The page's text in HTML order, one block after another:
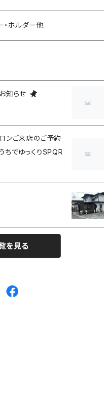
ーレ）
レ
17・14ｍｍ）
）
・ホルダー他
知らせ
ンご来店のご予約
ちでゆっくりSPQR
を見る